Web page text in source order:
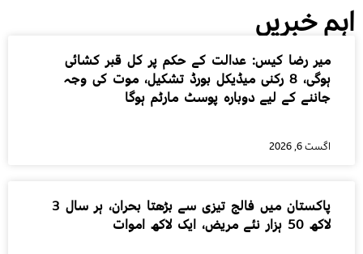
اہم خبریں
میر رضا کیس: عدالت کے حکم پر کل قبر کشائی
ہوگی، 8 رکنی میڈیکل بورڈ تشکیل، موت کی وجہ
جاننے کے لیے دوبارہ پوسٹ مارٹم ہوگا
اگست 6, 2026
پاکستان میں فالج تیزی سے بڑھتا بحران، ہر سال 3
لاکھ 50 ہزار نئے مریض، ایک لاکھ اموات